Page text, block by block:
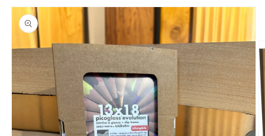
Passa alle
informazioni
sul prodotto